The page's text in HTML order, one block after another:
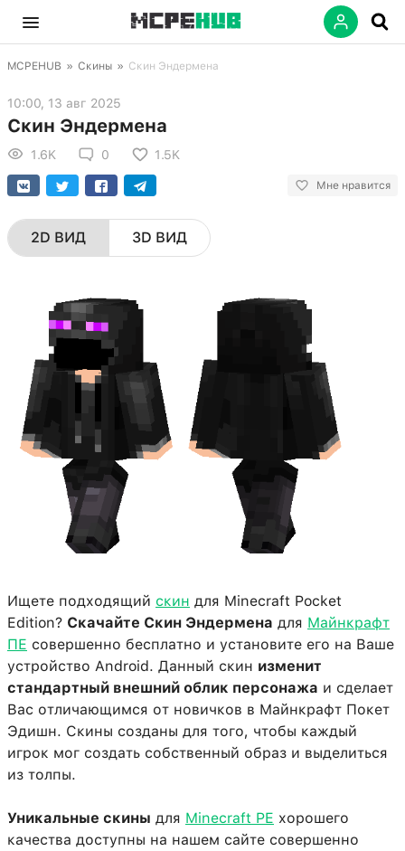
MCPEHUB » Скины » Скин Эндермена
10:00, 13 авг 2025
Скин Эндермена
1.6K 0 1.5K
Мне нравится
2D ВИД 3D ВИД
Ищете подходящий скин для Minecraft Pocket
Edition? Скачайте Скин Эндермена для Майнкрафт
ПЕ совершенно бесплатно и установите его на Ваше
устройство Android. Данный скин изменит
стандартный внешний облик персонажа и сделает
Вас отличающимся от новичков в Майнкрафт Покет
Эдишн. Скины созданы для того, чтобы каждый
игрок мог создать собственный образ и выделиться
из толпы.
Уникальные скины для Minecraft PE хорошего
качества доступны на нашем сайте совершенно